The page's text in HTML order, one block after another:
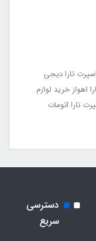
اسپرت تارا دیجی
اهواز خرید لوازم
تارا اتومات
دسترسی
سریع